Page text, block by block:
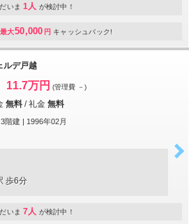
いま 1人 が検討中！
最大50,000 円 キャッシュバック!
ルデ戸越
11.7万円 (管理費 －)
無料 /礼金 無料
3階建 | 1996年02月
歩6分
いま 7人 が検討中！